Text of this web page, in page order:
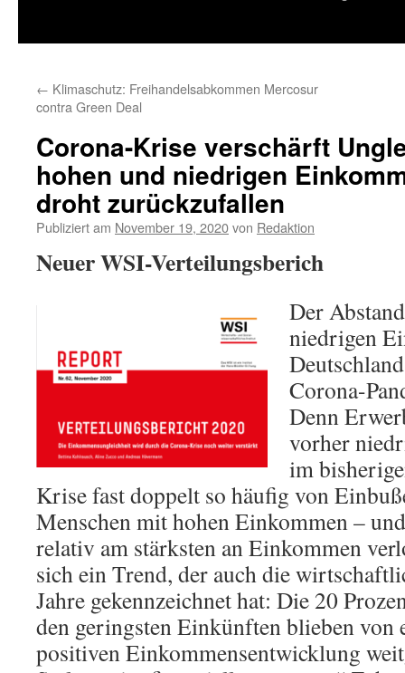
← Klimaschutz: Freihandelsabkommen Mercosur
contra Green Deal
Corona-Krise verschärft
hohen und niedrigen
droht zurückzufallen
Publiziert am November 19, 2020von Redaktion
Neuer WSI-Verteilungsberich
Der
niedrigen
Corona-
Denn
vorher
im
Krise fast doppelt so häufig von
Menschen mit hohen Einkommen –
relativ am stärksten an Einkommen
sich ein Trend, der auch die
Jahre gekennzeichnet hat: Die 20
den geringsten Einkünften blieben von
positiven Einkommensentwicklung